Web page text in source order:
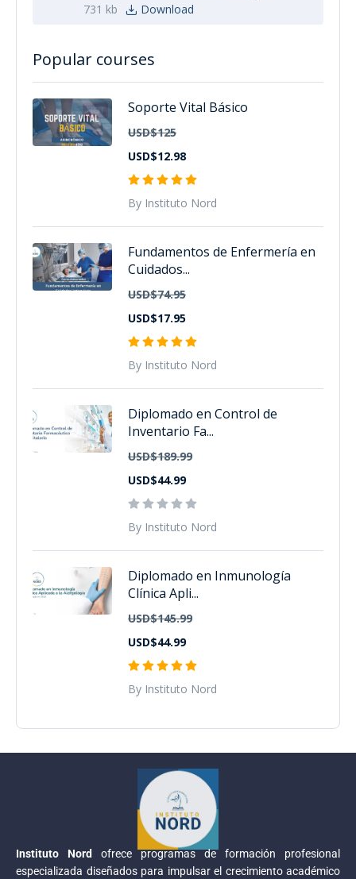
731 kb Download
Popular courses
HOT Soporte Vital Básico
USD$125
USD$12.98
By Instituto Nord
Fundamentos de Enfermería en
Cuidados...
USD$74.95
USD$17.95
By Instituto Nord
Diplomado en Control de
Inventario Fa...
USD$189.99
USD$44.99
By Instituto Nord
Diplomado en Inmunología
Clínica Apli...
USD$145.99
USD$44.99
By Instituto Nord
Instituto Nord
ofrece programas de formación profesional
especializada diseñados para impulsar el crecimiento académico